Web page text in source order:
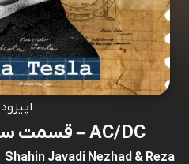
اپیزود
AC/DC – قسمت سوم - قسمت 27
Shahin Javadi Nezhad & Reza